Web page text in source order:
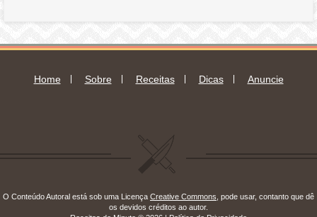
Home Sobre Receitas Dicas Anuncie
O Conteúdo Autoral está sob uma Licença Creative Commons , pode usar, contanto que dê
os devidos créditos ao autor.